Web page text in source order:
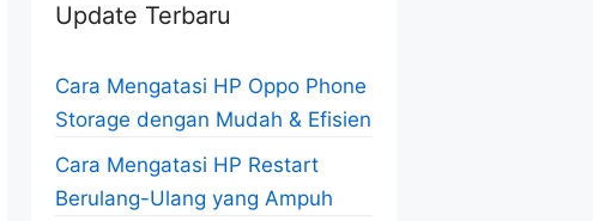
Update Terbaru
Cara Mengatasi HP Oppo Phone
Storage dengan Mudah & Efisien
Cara Mengatasi HP Restart
Berulang-Ulang yang Ampuh